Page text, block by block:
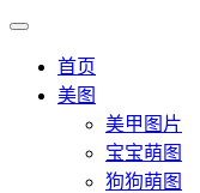
首页
美图
美甲图片
宝宝萌图
狗狗萌图